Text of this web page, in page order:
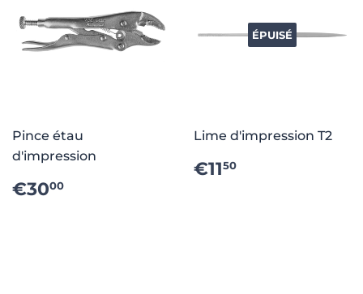
Pince étau
d'impression
PRIX
RÉGULIER
€3000
ÉPUISÉ
Lime d'impression T2
PRIX
RÉGULIER
€1150